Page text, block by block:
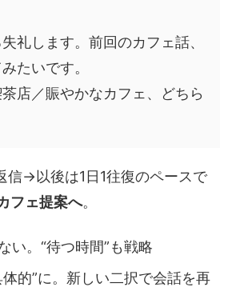
礼します。前回のカフェ話、
たいです。
店／賑やかなカフェ、どちら
信→以後は1日1往復のペースで
フェ提案へ。
い。“待つ時間”も戦略
的”に。新しい二択で会話を再